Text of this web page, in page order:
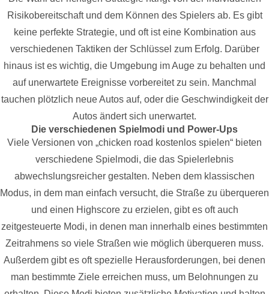
Risikobereitschaft und dem Können des Spielers ab. Es gibt
keine perfekte Strategie, und oft ist eine Kombination aus
verschiedenen Taktiken der Schlüssel zum Erfolg. Darüber
hinaus ist es wichtig, die Umgebung im Auge zu behalten und
auf unerwartete Ereignisse vorbereitet zu sein. Manchmal
tauchen plötzlich neue Autos auf, oder die Geschwindigkeit der
Autos ändert sich unerwartet.
Die verschiedenen Spielmodi und Power-Ups
Viele Versionen von „chicken road kostenlos spielen“ bieten
verschiedene Spielmodi, die das Spielerlebnis
abwechslungsreicher gestalten. Neben dem klassischen
Modus, in dem man einfach versucht, die Straße zu überqueren
und einen Highscore zu erzielen, gibt es oft auch
zeitgesteuerte Modi, in denen man innerhalb eines bestimmten
Zeitrahmens so viele Straßen wie möglich überqueren muss.
Außerdem gibt es oft spezielle Herausforderungen, bei denen
man bestimmte Ziele erreichen muss, um Belohnungen zu